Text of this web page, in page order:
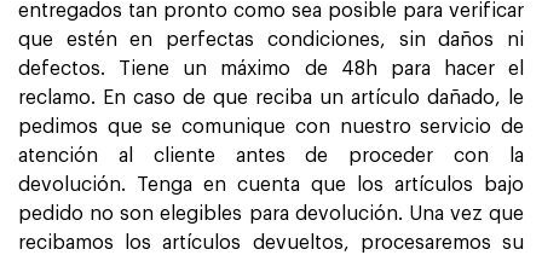
entregados tan pronto como sea posible para verificar
que estén en perfectas condiciones, sin daños ni
defectos. Tiene un máximo de 48h para hacer el
reclamo. En caso de que reciba un artículo dañado, le
pedimos que se comunique con nuestro servicio de
atención al cliente antes de proceder con la
devolución. Tenga en cuenta que los artículos bajo
pedido no son elegibles para devolución. Una vez que
recibamos los artículos devueltos, procesaremos su